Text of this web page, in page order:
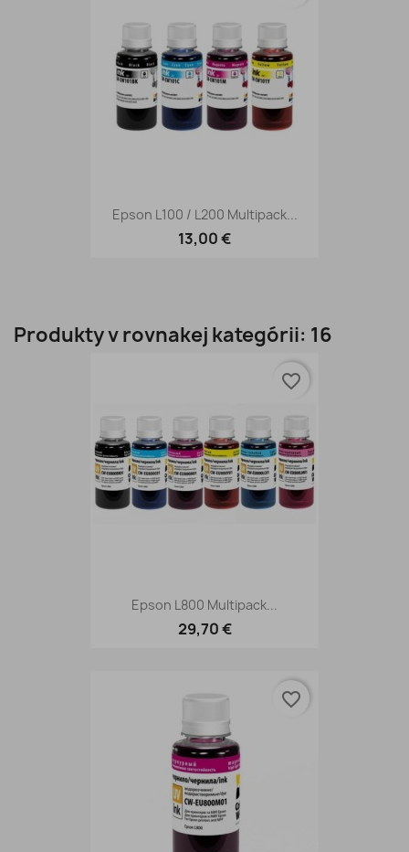
Epson L100 / L200 Multipack...
13,00 €
Produkty v rovnakej kategórii: 16
Epson L800 Multipack...
29,70 €
favorite_border
favorite_border